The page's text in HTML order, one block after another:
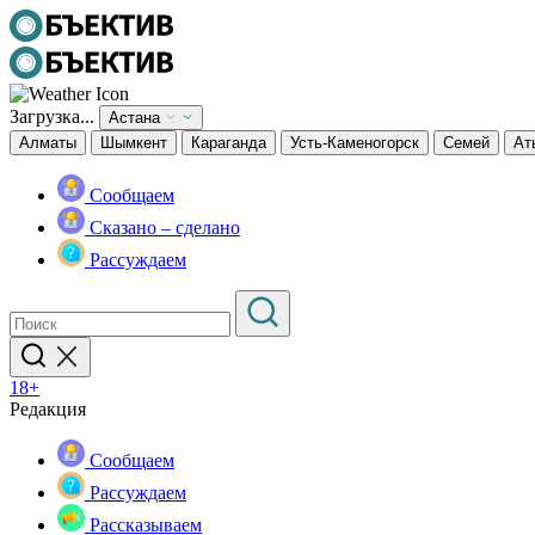
Загрузка...
Астана
Алматы
Шымкент Караганда Усть-Каменогорск Семей
Сообщаем
Сказано – сделано
Рассуждаем
18+
Редакция
Сообщаем
Рассуждаем
Рассказываем